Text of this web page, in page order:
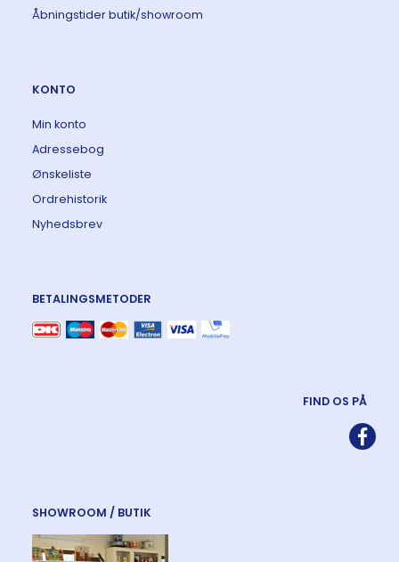
Åbningstider butik/showroom
KONTO
Min konto
Adressebog
Ønskeliste
Ordrehistorik
Nyhedsbrev
BETALINGSMETODER
FIND OS PÅ
SHOWROOM / BUTIK